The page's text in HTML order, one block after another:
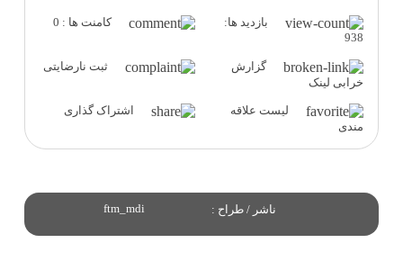
بازدید ها:
938
کامنت ها : 0
گزارش
خرابی لینک
ثبت نارضایتی
لیست علاقه
مندی
اشتراک گذاری
ناشر / طراح : ftm_mdi